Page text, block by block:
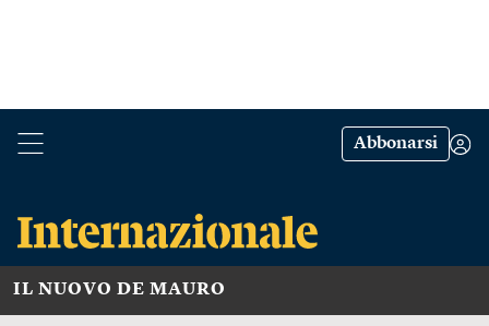
Abbonarsi
IL NUOVO DE MAURO